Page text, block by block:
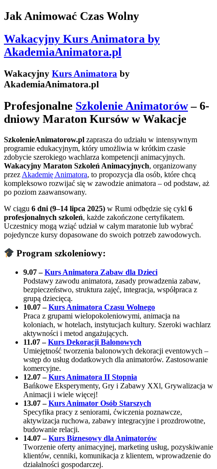
Jak Animować Czas Wolny
Wakacyjny Kurs Animatora by
AkademiaAnimatora.pl
Wakacyjny Kurs Animatora by
AkademiaAnimatora.pl
Profesjonalne Szkolenie Animatorów– 6-
dniowy Maraton Kursów w Wakacje
SzkolenieAnimatorow.pl zaprasza do udziału w intensywnym
programie edukacyjnym, który umożliwia w krótkim czasie
zdobycie szerokiego wachlarza kompetencji animacyjnych.
Wakacyjny Maraton Szkoleń Animacyjnych, organizowany
przez Akademię Animatora, to propozycja dla osób, które chcą
kompleksowo rozwijać się w zawodzie animatora – od podstaw, aż
po poziom zaawansowany.
W ciągu 6 dni (9–14 lipca 2025) w Rumi odbędzie się cykl 6
profesjonalnych szkoleń, każde zakończone certyfikatem.
Uczestnicy mogą wziąć udział w całym maratonie lub wybrać
pojedyncze kursy dopasowane do swoich potrzeb zawodowych.
Program szkoleniowy:
9.07 –Kurs Animatora Zabaw dla Dzieci
Podstawy zawodu animatora, zasady prowadzenia zabaw,
bezpieczeństwo, struktura zajęć, integracja, współpraca z
grupą dziecięcą.
10.07 –Kurs Animatora Czasu Wolnego
Praca z grupami wielopokoleniowymi, animacja na
koloniach, w hotelach, instytucjach kultury. Szeroki wachlarz
aktywności i metod angażujących.
11.07 –Kurs Dekoracji Balonowych
Umiejętność tworzenia balonowych dekoracji eventowych –
wstęp do usług dodatkowych dla animatorów. Zastosowanie
komercyjne.
12.07 –Kurs Animatora II Stopnia
Bańkowe Eksperymenty, Gry i Zabawy XXl, Grywalizacja w
Animacji i wiele więcej!
13.07 –Kurs Animator Osób Starszych
Specyfika pracy z seniorami, ćwiczenia poznawcze,
aktywizacja ruchowa, zabawy integracyjne i prozdrowotne,
budowanie relacji.
14.07 –Kurs Biznesowy dla Animatorów
Tworzenie oferty animacyjnej, marketing usług, pozyskiwanie
klientów, cenniki, komunikacja z klientem, wprowadzenie do
działalności gospodarczej.